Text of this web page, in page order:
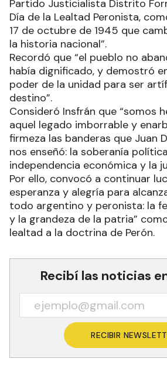
Partido Justicialista Distrito
Día de la Lealtad Peronista,
17 de octubre de 1945 que
la historia nacional”.
Recordó que “el pueblo no
había dignificado, y demostró
poder de la unidad para ser
destino”.
Consideró Insfrán que “somos
aquel legado imborrable y
firmeza las banderas que Juan
nos enseñó: la soberanía
independencia económica y la
Por ello, convocó a continuar
esperanza y alegría para
todo argentino y peronista: la
y la grandeza de la patria”
lealtad a la doctrina de Perón.
Recibí las noticias
RECIBIR